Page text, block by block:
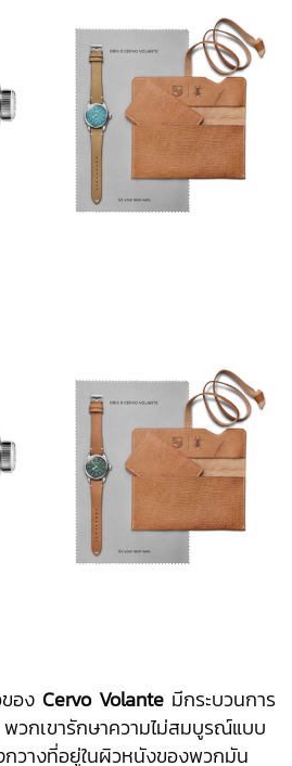
อง Cervo Volante มีกระบวนการ
วกเขารักษาความไม่สมบูรณ์แบบ
กวางที่อยู่ในผิวหนังของพวกมัน